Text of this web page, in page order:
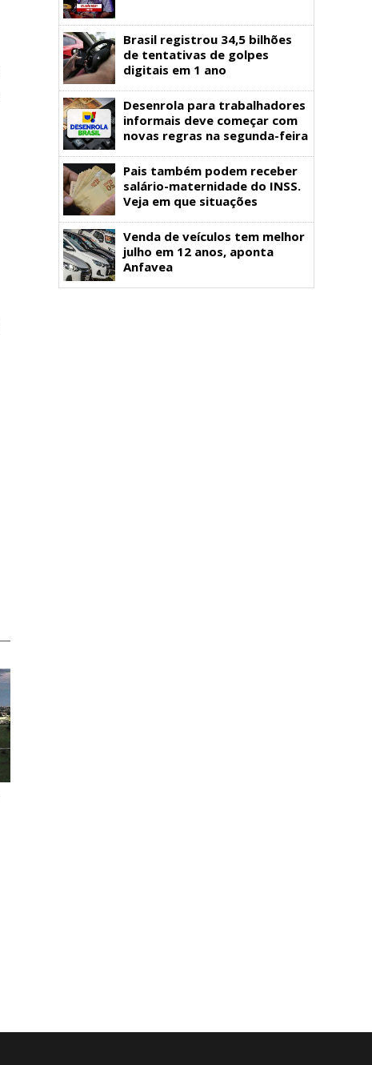
Brasil registrou 34,5 bilhões
de tentativas de golpes
digitais em 1 ano
Desenrola para trabalhadores
informais deve começar com
novas regras na segunda-feira
Pais também podem receber
salário-maternidade do INSS.
Veja em que situações
Venda de veículos tem melhor
julho em 12 anos, aponta
Anfavea